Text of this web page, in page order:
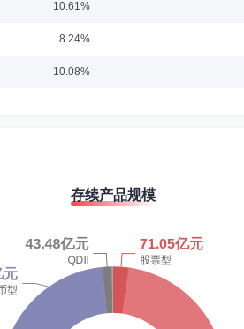
海富通瑞丰一年定开债券(现为海富通瑞丰债券)
基金经理。2017年5月至2019年9月兼任海富通
月起兼任海富通弘丰定开债券基金经理。2019
年1月起兼任海富通均衡甄选混合基金经理。
10.61%
8.24%
10.08%
11.50%
14.57%
16.49%
存续产品规模